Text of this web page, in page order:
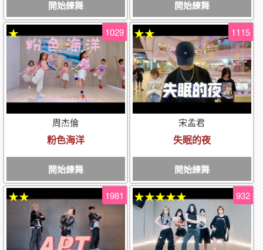
開始練舞 開始練舞
周杰倫
粉色海洋
開始練舞
1029
★
宋孟君
失眠的夜
開始練舞
1115
★★
1981
★★ 932
★★★★★